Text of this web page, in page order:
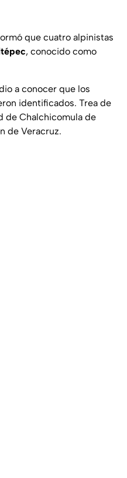
que cuatro alpinistas
, conocido como
a conocer que los
identificados. Trea de
de Chalchicomula de
de Veracruz.